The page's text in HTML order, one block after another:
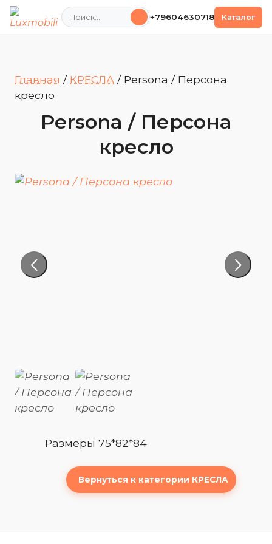
Поиск +79604630718 Каталог
Главная / КРЕСЛА / Persona / Персона
кресло
Persona / Персона
кресло
Размеры 75*82*84
Вернуться к категории КРЕСЛА